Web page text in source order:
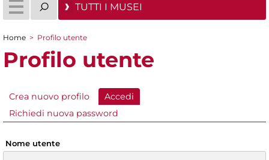
TUTTI I MUSEI
Tu sei qui
Home > Profilo utente
Profilo utente
Schede primarie
Crea nuovo profilo Accedi
Richiedi nuova password
Nome utente